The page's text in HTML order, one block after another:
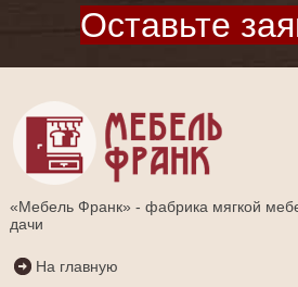
Оставьте
«Мебель Франк» - фабрика мягкой
дачи
На главную